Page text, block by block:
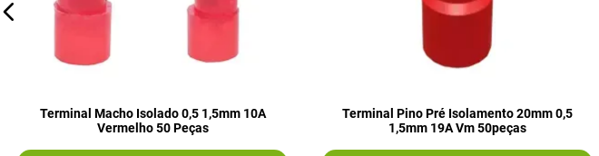
Terminal Macho Isolado 0,5 1,5mm 10A
Vermelho 50 Peças
Terminal Pino Pré Isolamento 20mm 0,5
1,5mm 19A Vm 50peças